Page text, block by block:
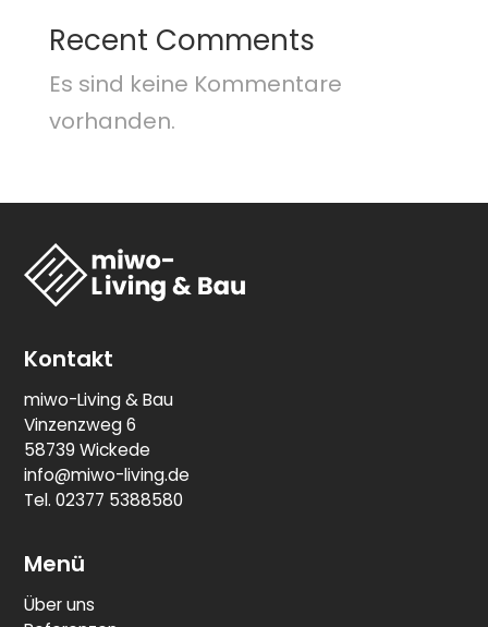
Recent Comments
Es sind keine Kommentare
vorhanden.
Kontakt
miwo-Living & Bau
Vinzenzweg 6
58739 Wickede
info@miwo-living.de
Tel. 02377 5388580
Menü
Über uns